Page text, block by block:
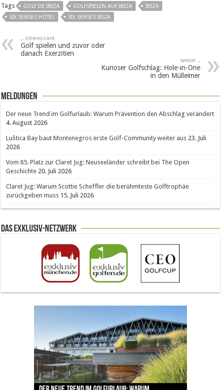
Tags GOLF DE IBIZA GOLFSPIELEN AUF IBIZA
IBIZA
SIX SENSES HOTEL
SIX SENSES IBIZA
.. interessant
Golf spielen und zuvor oder
danach Exerzitien
weiter ..
Kurioser Golfschlag: Hole-in-One
in den Mülleimer
Meldungen
Der neue Trend im Golfurlaub: Warum Prävention den Abschlag verändert
4. August 2026
Luštica Bay baut Montenegros erste Golf-Community weiter aus 23. Juli
2026
Vom 85. Platz zur Claret Jug: Neuseeländer schreibt bei The Open
Geschichte 20. Juli 2026
Claret Jug: Warum Scottie Scheffler die berühmteste Golftrophäe
zurückgeben muss 15. Juli 2026
Das Exklusiv-Netzwerk
The Open 2026 in Royal Birkdale: Warum der